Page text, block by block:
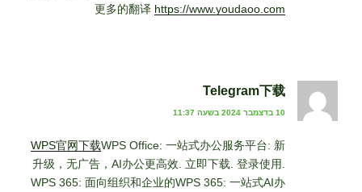
更多的翻译 https://www.youdaoo.com
Telegram下载
10 בדצמבר 2024 בשעה 11:37
WPS官网下载WPS Office: 一站式办公服务平台: 新
升级，无广告，AI办公更高效. 立即下载. 登录使用.
WPS 365: 面向组织和企业的WPS 365: 一站式AI办